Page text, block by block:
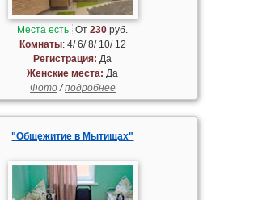
Места есть От230 руб.
Комнаты: 4/ 6/ 8/ 10/ 12
Регистрация: Да
Женские места: Да
Фото/подробнее
"Общежитие в Мытищах"